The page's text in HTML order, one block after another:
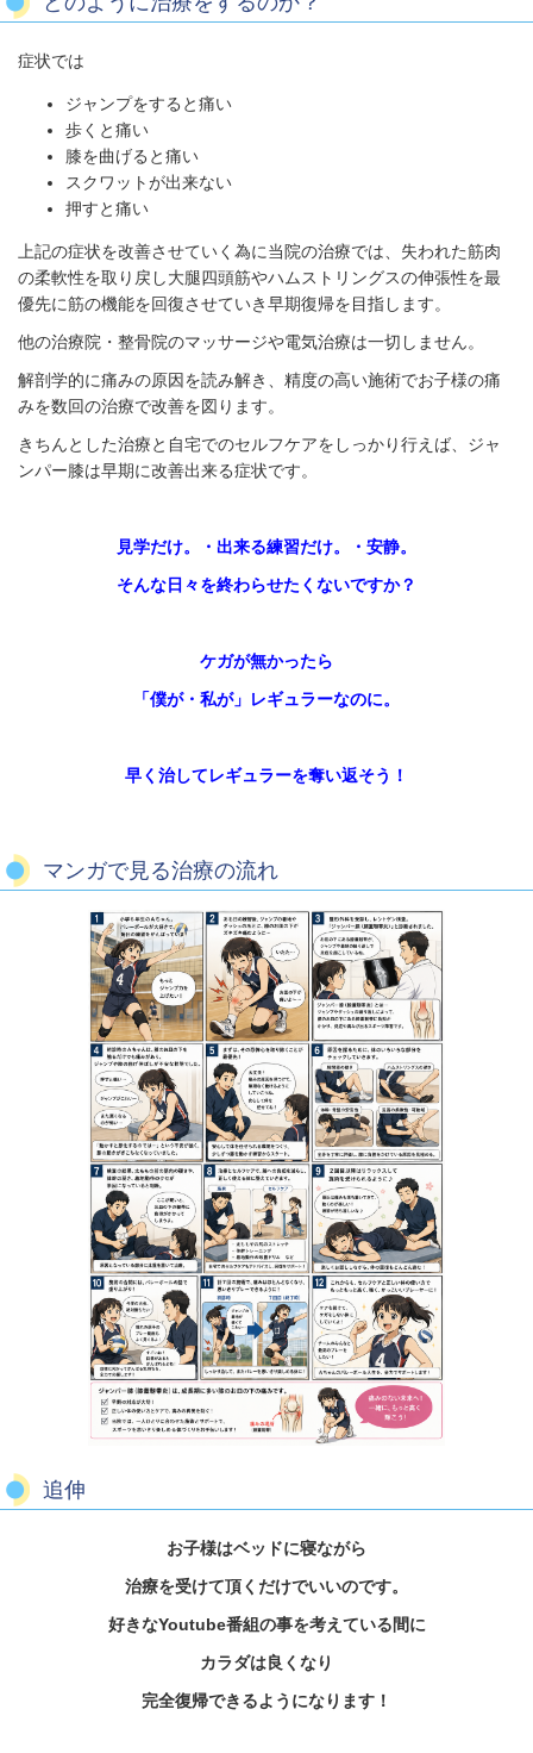
症状では
ジャンプをすると痛い
歩くと痛い
膝を曲げると痛い
スクワットが出来ない
押すと痛い
上記の症状を改善させていく為に当院の治療では、失われた筋肉
の柔軟性を取り戻し大腿四頭筋やハムストリングスの伸張性を最
優先に筋の機能を回復させていき早期復帰を目指します。
他の治療院・整骨院のマッサージや電気治療は一切しません。
解剖学的に痛みの原因を読み解き、精度の高い施術でお子様の痛
みを数回の治療で改善を図ります。
きちんとした治療と自宅でのセルフケアをしっかり行えば、ジャ
ンパー膝は早期に改善出来る症状です。
見学だけ。・出来る練習だけ。・安静。
そんな日々を終わらせたくないですか？
ケガが無かったら
「僕が・私が」 レギュラーなのに。
早く治してレギュラーを奪い返そう！
マンガで見る治療の流れ
追伸
お子様はベッドに寝ながら
治療を受けて頂くだけでいいのです。
好きなYoutube番組の事を考えている間に
カラダは良くなり
完全復帰できるようになります！